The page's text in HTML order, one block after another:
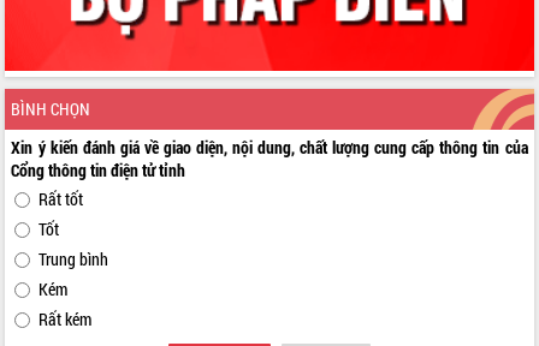
BÌNH CHỌN
Xin ý kiến đánh giá về giao diện, nội dung, chất lượng cung cấp thông tin của
Cổng thông tin điện tử tỉnh
Rất tốt
Tốt
Trung bình
Kém
Rất kém